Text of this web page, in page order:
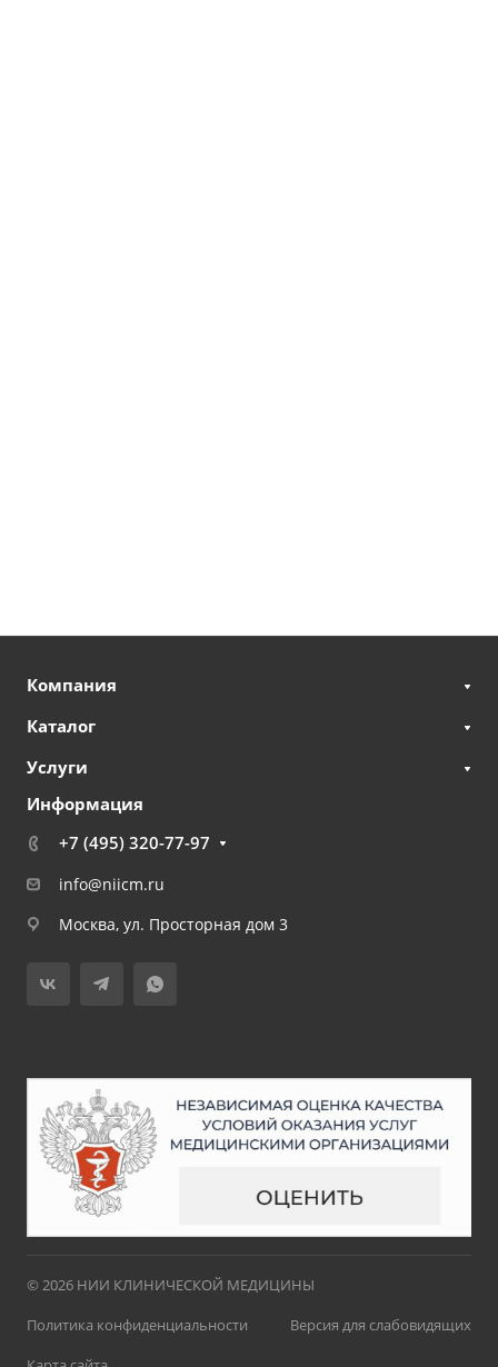
Компания
Каталог
Услуги
Информация
+7 (495) 320-77-97
info@niicm.ru
Москва, ул. Просторная дом 3
© 2026 НИИ КЛИНИЧЕСКОЙ МЕДИЦИНЫ
Политика конфиденциальности
Версия для слабовидящих